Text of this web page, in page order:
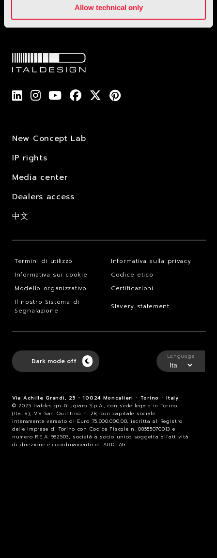
Allow technical only
New Concept Lab
IP rights
Media center
Dealers access
中文
Termini di utilizzo
Informativa sulla privacy
Informativa sui cookie
Codice etico
Modello organizzativo
Certificazioni
Il nostro Sistema di
Segnalazione
Slavery statement
Via Achille Grandi, 25 - 10024 Moncalieri - Torino - Italy
© 2025 Italdesign-Giugiaro S.p.A., con sede legale in Torino
(Italia), Via San Quintino n. 28, con capitale sociale
interamente versato di Euro 75.000.000,00, iscritta al Registro
delle Imprese di Torino con Codice Fiscale n. 08555070013 e
numero R.E.A. 982503, società a socio unico soggetta all'attività
di direzione e coordinamento di AUDI AG.
Dark mode off
Language